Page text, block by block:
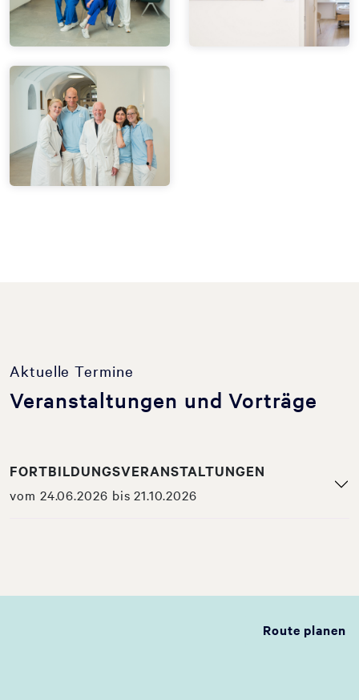
Aktuelle Termine
Veranstaltungen und Vorträge
FORTBILDUNGSVERANSTALTUNGEN
vom 24.06.2026 bis 21.10.2026
Route planen